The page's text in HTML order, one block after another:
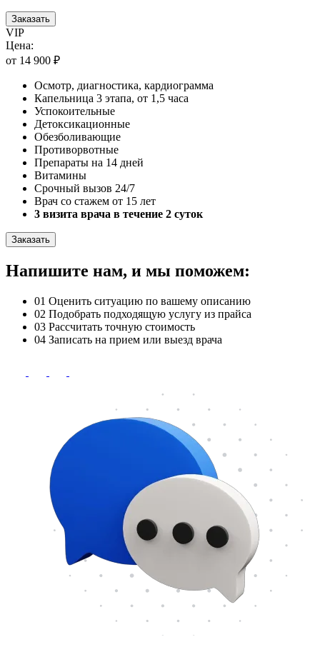
Заказать
VIP
Цена:
от 14 900 ₽
Осмотр, диагностика, кардиограмма
Капельница 3 этапа, от 1,5 часа
Успокоительные
Детоксикационные
Обезболивающие
Противорвотные
Препараты на 14 дней
Витамины
Срочный вызов 24/7
Врач со стажем от 15 лет
3 визита врача в течение 2 суток
Заказать
Напишите нам, и мы поможем:
01 Оценить ситуацию по вашему описанию
02 Подобрать подходящую услугу из прайса
03 Рассчитать точную стоимость
04 Записать на прием или выезд врача